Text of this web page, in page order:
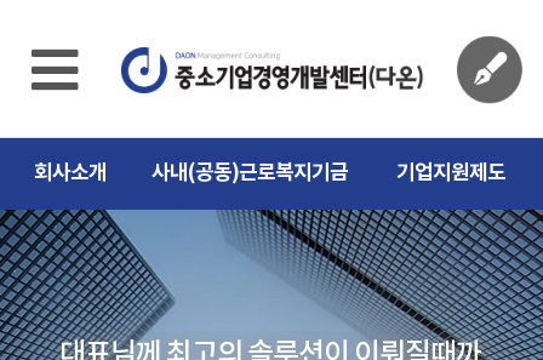
회사소개 사내(공동)근로복지기금 기업지원제도